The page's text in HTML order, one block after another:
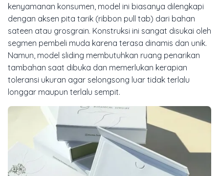
kenyamanan konsumen, model ini biasanya dilengkapi
dengan aksen pita tarik (ribbon pull tab) dari bahan
sateen atau grosgrain. Konstruksi ini sangat disukai oleh
segmen pembeli muda karena terasa dinamis dan unik.
Namun, model sliding membutuhkan ruang penarikan
tambahan saat dibuka dan memerlukan kerapian
toleransi ukuran agar selongsong luar tidak terlalu
longgar maupun terlalu sempit.